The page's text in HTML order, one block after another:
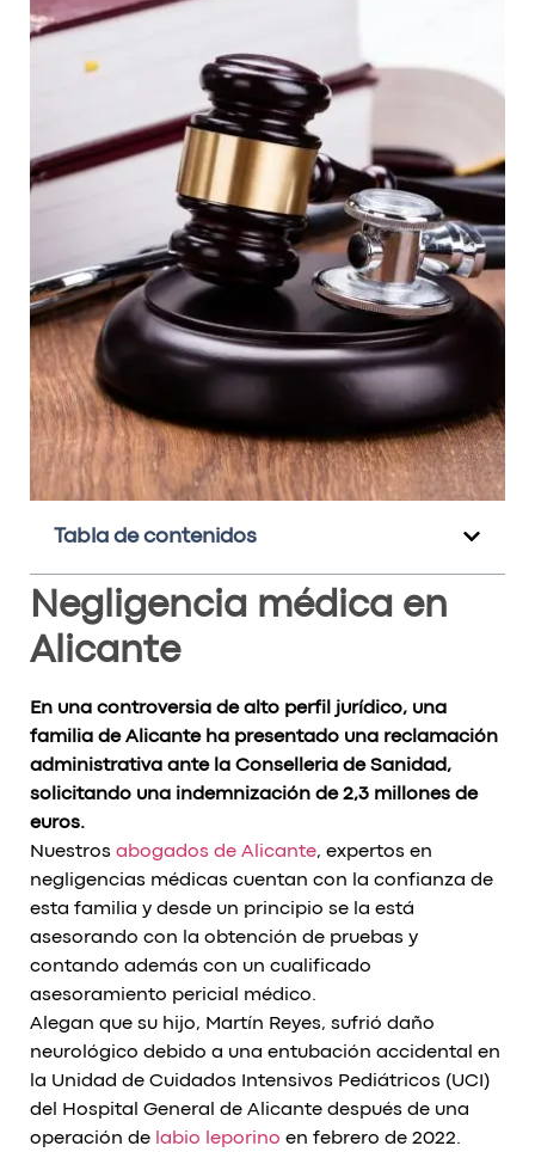
Tabla de contenidos
Negligencia médica en
Alicante
En una controversia de alto perfil jurídico, una
familia de Alicante ha presentado una reclamación
administrativa ante la Conselleria de Sanidad,
solicitando una indemnización de 2,3 millones de
euros.
Nuestros abogados de Alicante, expertos en
negligencias médicas cuentan con la confianza de
esta familia y desde un principio se la está
asesorando con la obtención de pruebas y
contando además con un cualificado
asesoramiento pericial médico.
Alegan que su hijo, Martín Reyes, sufrió daño
neurológico debido a una entubación accidental en
la Unidad de Cuidados Intensivos Pediátricos (UCI)
del Hospital General de Alicante después de una
operación de labio leporino en febrero de 2022.